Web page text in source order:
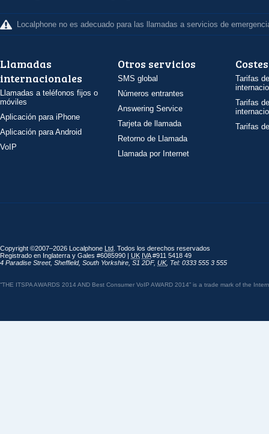
Localphone no es adecuado para las llamadas a servicios de
Llamadas
internacionales
Llamadas a teléfonos fijos o
móviles
Aplicación para iPhone
Aplicación para Android
VoIP
Otros servicios
SMS global
Números entrantes
Answering Service
Tarjeta de llamada
Retorno de Llamada
Llamada por Internet
Costes
Tarifas
Tarifas
Tarifas
Copyright ©2007–2026 Localphone Ltd . Todos los derechos reservados
Registrado en Inglaterra y Gales #6085990 | UK IVA#911 5418 49
4 Paradise Street, Sheffield, South Yorkshire S1 2DF, UK, Tel: 0333 555 3 555
“THE ITSPA AWARDS 2014 AND Best Consumer VoIP AWARD 2014” is a trade mark of the